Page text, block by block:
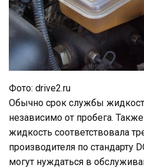
Фото: drive2.ru
Обычно срок службы
независимо от пробега.
жидкость соответствовала
производителя по стандарту
могут нуждаться в